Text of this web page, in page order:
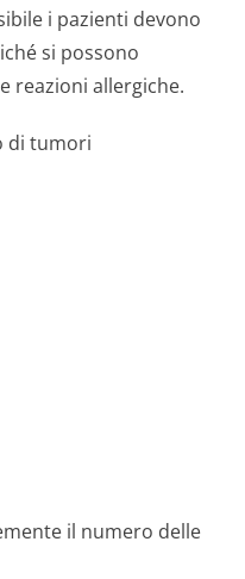
i pazienti devono
si possono
reazioni allergiche.
di tumori
il numero delle